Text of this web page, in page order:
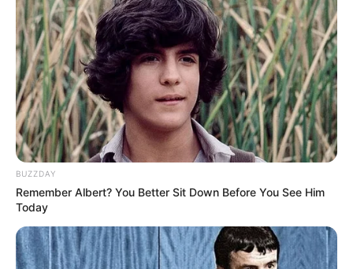
BUZZDAY
Remember Albert? You Better Sit Down Before You See Him
Today